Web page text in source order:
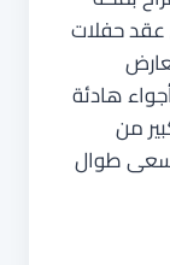
حفلات
هادئة
من
طوال